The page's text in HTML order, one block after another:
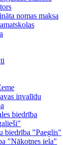
nomas maksa
invalīdu
biedrība
biedrība "Paeglis"
"Nākotnes iela"